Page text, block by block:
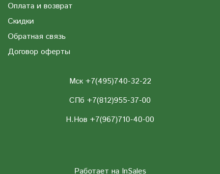
Оплата и возврат
Скидки
Обратная связь
Договор оферты
Мск +7(495)740-32-22
СПб +7(812)955-37-00
Н.Нов +7(967)710-40-00
Работает на InSales